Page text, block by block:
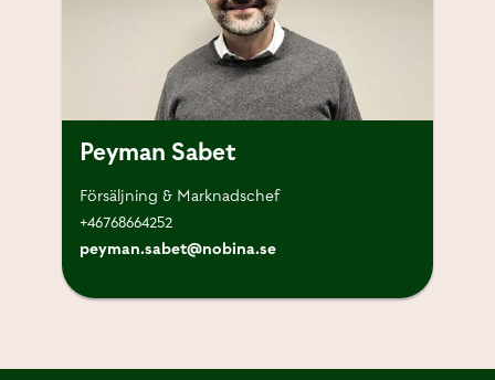
Peyman Sabet
Försäljning & Marknadschef
+46768664252
peyman.sabet@nobina.se